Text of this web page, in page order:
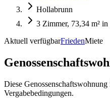
Hollabrunn
3 Zimmer, 73,34 m²
Aktuell verfügbarFriedenMiete
Diese
Vergabebedingungen.